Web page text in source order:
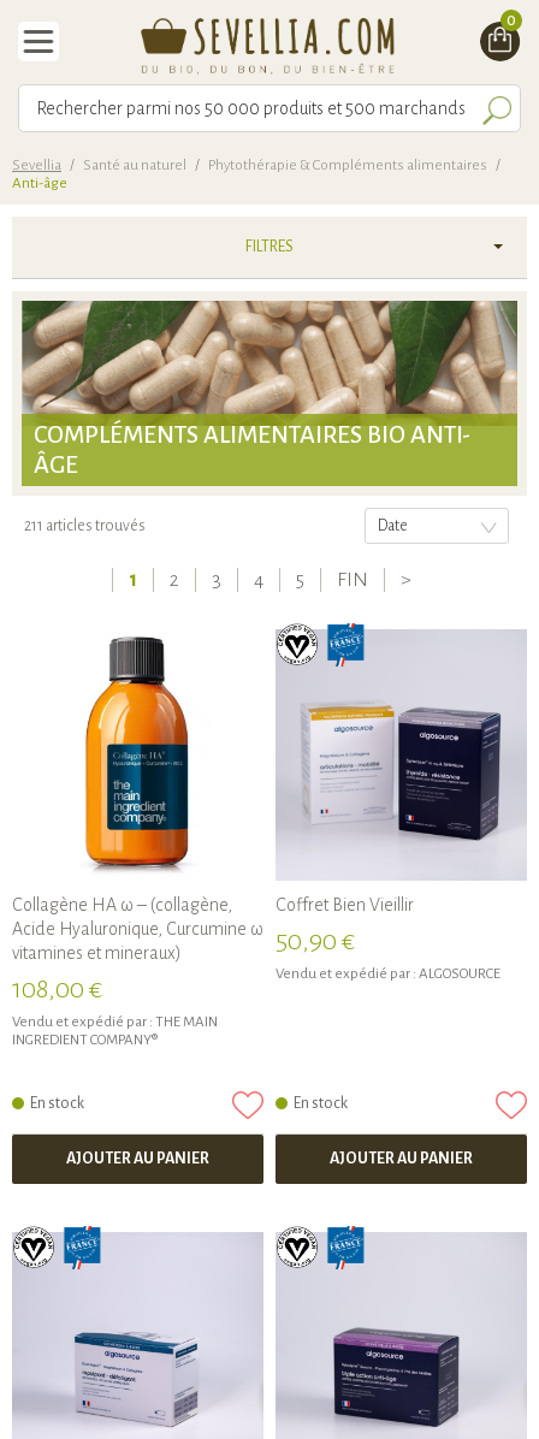
0
Sevellia / Santé au naturel / Phytothérapie & Compléments alimentaires
/
Anti-âge
FILTRES
COMPLÉMENTS ALIMENTAIRES BIO ANTI-
ÂGE
211 articles trouvés Date
1 2 3 4 5 FIN >
Collagène HA ω – (collagène,
Acide Hyaluronique, Curcumine ω
vitamines et mineraux)
108,00 €
Vendu et expédié par : THE MAIN
INGREDIENT COMPANY®
En stock
AJOUTER AU PANIER
Coffret Bien Vieillir
50,90 €
Vendu et expédié par : ALGOSOURCE
En stock
AJOUTER AU PANIER